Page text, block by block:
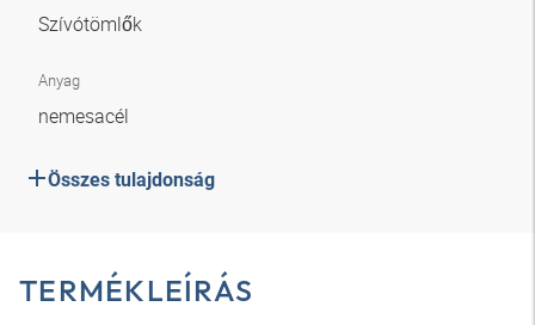
Szívótömlők
Anyag
nemesacél
Összes tulajdonság
TERMÉKLEÍRÁS